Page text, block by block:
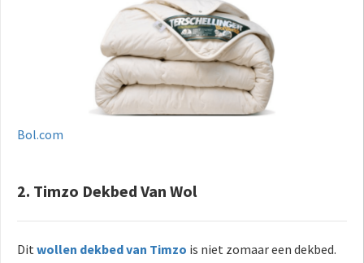
Bol.com
2. Timzo Dekbed Van Wol
Ditwollen dekbed van Timzo is niet zomaar een dekbed.